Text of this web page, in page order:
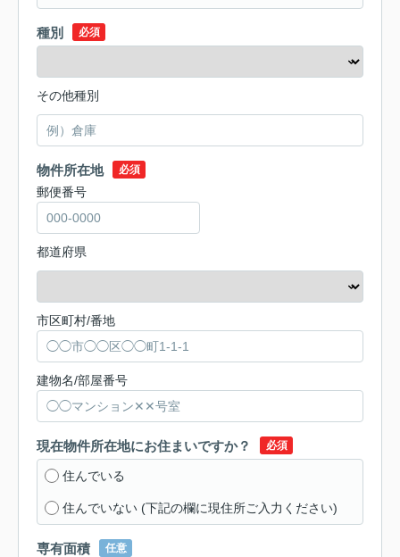
種別 必須
その他種別
物件所在地 必須
郵便番号
都道府県
市区町村/番地
建物名/部屋番号
現在物件所在地にお住まいですか？ 必須
住んでいる
住んでいない (下記の欄に現住所ご入力ください)
専有面積 任意